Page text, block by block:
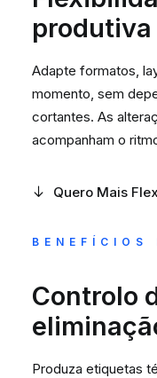
BENEFÍCIOS
Controlo
Produza etiquetas
produtiva
Adapte formatos,
momento, sem
cortantes. As
acompanham o
Quero Mais